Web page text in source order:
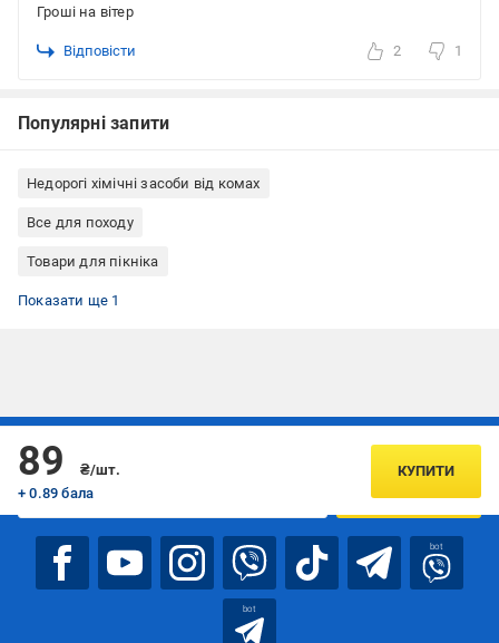
Гроші на вітер
Відповісти 2 1
Популярні запити
Недорогі хімічні засоби від комах
Все для походу
Товари для пікніка
Засоби від тарганів Некусайка
Показати ще 1
89
₴/шт.
+ 0.89 бала
КУПИТИ
Підписуйтесь, щоб дізнаватись першим про акції та пропозиції
ПІДПИСАТИСЯ
bot
bot